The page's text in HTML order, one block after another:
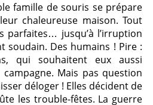
famille de souris se prépare
chaleureuse maison. Tout
parfaites… jusqu’à l’irruption
soudain. Des humains ! Pire :
qui souhaitent eux aussi
Mais pas question
déloger ! Elles décident de
les trouble-fêtes. La guerre